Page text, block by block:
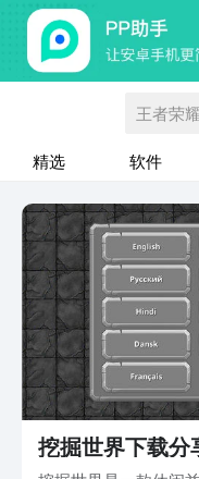
王者荣耀
精选 软件
挖掘世界下载分